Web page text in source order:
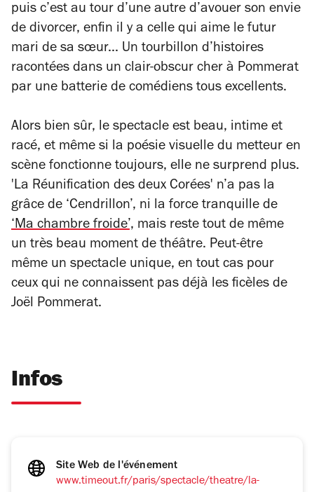
puis c’est au tour d’une autre d’avouer son envie
de divorcer, enfin il y a celle qui aime le futur
mari de sa sœur... Un tourbillon d’histoires
racontées dans un clair-obscur cher à Pommerat
par une batterie de comédiens tous excellents.
Alors bien sûr, le spectacle est beau, intime et
racé, et même si la poésie visuelle du metteur en
scène fonctionne toujours, elle ne surprend plus.
'La Réunification des deux Corées' n’a pas la
grâce de ‘Cendrillon’, ni la force tranquille de
‘Ma chambre froide’, mais reste tout de même
un très beau moment de théâtre. Peut-être
même un spectacle unique, en tout cas pour
ceux qui ne connaissent pas déjà les ficèles de
Joël Pommerat.
Infos
Site Web de l'événement
www.timeout.fr/paris/spectacle/theatre/la-